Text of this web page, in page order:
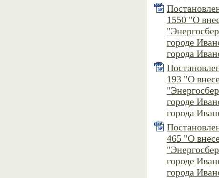
1550 "О
городе
города
193 "О
городе
города
465 "О
городе
города